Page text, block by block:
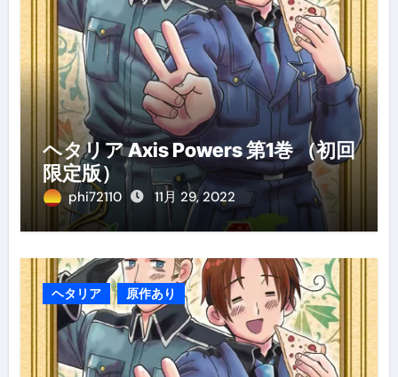
ヘタリア Axis Powers 第1巻 （初回
限定版）
phi72110 11月 29, 2022
ヘタリア 原作あり